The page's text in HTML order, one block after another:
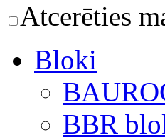
Atcerēties
Bloki
BBR